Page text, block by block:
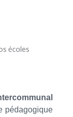
écoles
pédagogique